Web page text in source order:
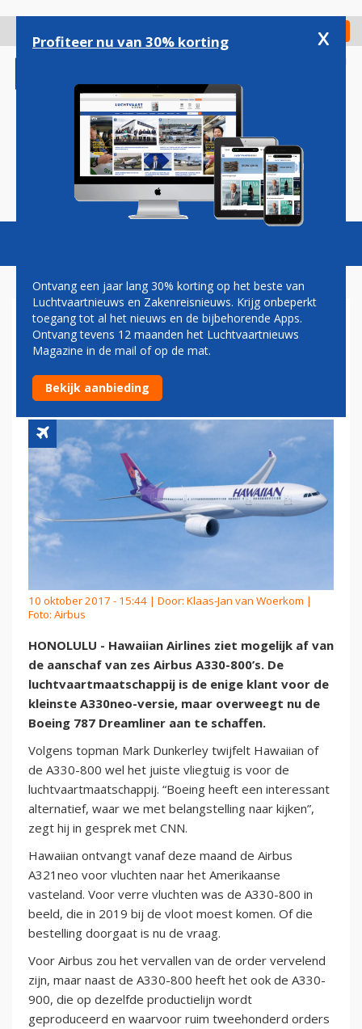
gaan
Check in
Magazine Podcasts Vacatures
HAWAIIAN AIRLINES HEEFT
TWIJFELS OVER AIRBUS
A330NEO
10 oktober 2017 - 15:44 | Door: Klaas-Jan van Woerkom |
Foto: Airbus
HONOLULU - Hawaiian Airlines ziet mogelijk af van
de aanschaf van zes Airbus A330-800’s. De
luchtvaartmaatschappij is de enige klant voor de
kleinste A330neo-versie, maar overweegt nu de
Boeing 787 Dreamliner aan te schaffen.
Volgens topman Mark Dunkerley twijfelt Hawaiian of
de A330-800 wel het juiste vliegtuig is voor de
luchtvaartmaatschappij. “Boeing heeft een interessant
alternatief, waar we met belangstelling naar kijken”,
zegt hij in gesprek met CNN.
Hawaiian ontvangt vanaf deze maand de Airbus
A321neo voor vluchten naar het Amerikaanse
vasteland. Voor verre vluchten was de A330-800 in
beeld, die in 2019 bij de vloot moest komen. Of die
bestelling doorgaat is nu de vraag.
Voor Airbus zou het vervallen van de order vervelend
zijn, maar naast de A330-800 heeft het ook de A330-
900, die op dezelfde productielijn wordt
geproduceerd en waarvoor ruim tweehonderd orders
Profiteer nu van 30% korting x
Ontvang een jaar lang 30% korting op het beste van
Luchtvaartnieuws en Zakenreisnieuws. Krijg onbeperkt
toegang tot al het nieuws en de bijbehorende Apps.
Ontvang tevens 12 maanden het Luchtvaartnieuws
Magazine in de mail of op de mat.
Bekijk aanbieding